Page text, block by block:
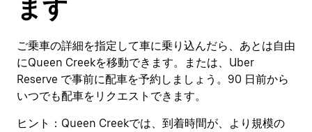
ます
ご乗車の詳細を指定して車に乗り込んだら、あとは自由
にQueen Creekを移動できます。または、Uber
Reserve で事前に配車を予約しましょう。90 日前から
いつでも配車をリクエストできます。
ヒント： Queen Creekでは、到着時間が、より規模の